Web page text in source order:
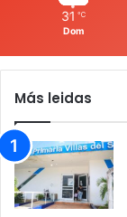
31 ℃
Dom
Más leidas